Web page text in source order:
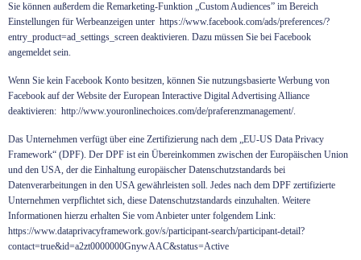
Sie können außerdem die Remarketing-Funktion „Custom Audiences” im Bereich
Einstellungen für Werbeanzeigen unter https://www.facebook.com/ads/preferences/?
entry_product=ad_settings_screen deaktivieren. Dazu müssen Sie bei Facebook
angemeldet sein.
Wenn Sie kein Facebook Konto besitzen, können Sie nutzungsbasierte Werbung von
Facebook auf der Website der European Interactive Digital Advertising Alliance
deaktivieren: http://www.youronlinechoices.com/de/praferenzmanagement/.
Das Unternehmen verfügt über eine Zertifizierung nach dem „EU-US Data Privacy
Framework“ (DPF). Der DPF ist ein Übereinkommen zwischen der Europäischen Union
und den USA, der die Einhaltung europäischer Datenschutzstandards bei
Datenverarbeitungen in den USA gewährleisten soll. Jedes nach dem DPF zertifizierte
Unternehmen verpflichtet sich, diese Datenschutzstandards einzuhalten. Weitere
Informationen hierzu erhalten Sie vom Anbieter unter folgendem Link:
https://www.dataprivacyframework.gov/s/participant-search/participant-detail?
contact=true&id=a2zt0000000GnywAAC&status=Active